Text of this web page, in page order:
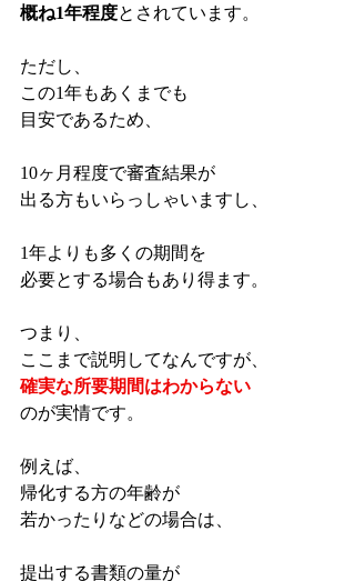
概ね1年程度とされています。
ただし、
この1年もあくまでも
目安であるため、
10ヶ月程度で審査結果が
出る方もいらっしゃいますし、
1年よりも多くの期間を
必要とする場合もあり得ます。
つまり、
ここまで説明してなんですが、
確実な所要期間はわからない
のが実情です。
例えば、
帰化する方の年齢が
若かったりなどの場合は、
提出する書類の量が